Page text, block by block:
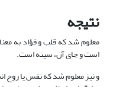
نتیجه
معلوم شد که قلب و فؤاد به
است و جای آن، سینه است.
و نیز معلوم شد که نفس یا روح